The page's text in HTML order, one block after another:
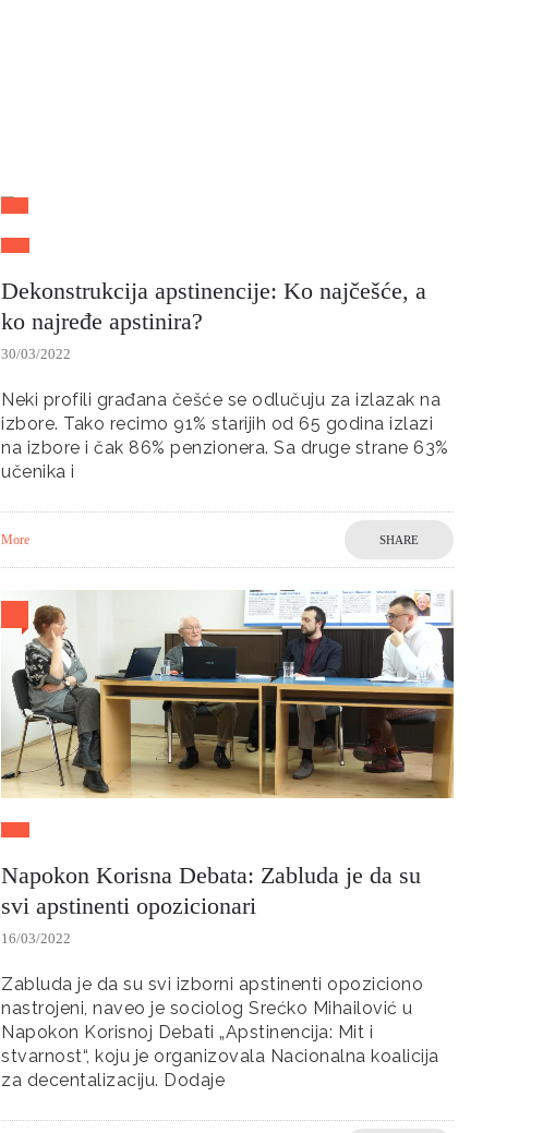
Dekonstrukcija apstinencije: Ko najčešće, a
ko najređe apstinira?
30/03/2022
Neki profili građana češće se odlučuju za izlazak na
izbore. Tako recimo 91% starijih od 65 godina izlazi
na izbore i čak 86% penzionera. Sa druge strane 63%
učenika i
More SHARE
Napokon Korisna Debata: Zabluda je da su
svi apstinenti opozicionari
16/03/2022
Zabluda je da su svi izborni apstinenti opoziciono
nastrojeni, naveo je sociolog Srećko Mihailović u
Napokon Korisnoj Debati „Apstinencija: Mit i
stvarnost“, koju je organizovala Nacionalna koalicija
za decentalizaciju. Dodaje